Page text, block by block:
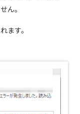
ん。
ます。